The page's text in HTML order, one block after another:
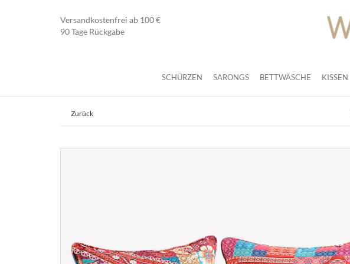
Versandkostenfrei ab 100 €
90 Tage Rückgabe
SCHÜRZEN SARONGS BETTWÄSCHE KISSEN
Zurück